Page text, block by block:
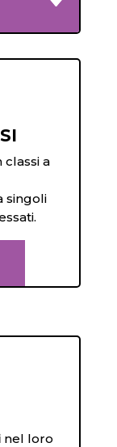
a
singoli
nel loro